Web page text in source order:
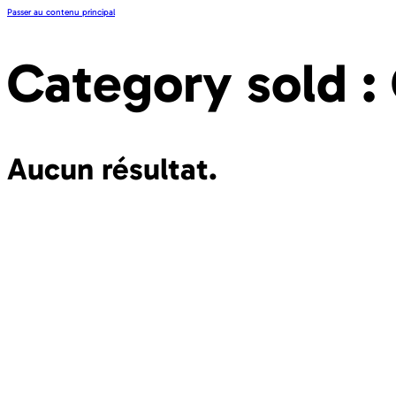
Passer au contenu principal
Category sold :
Aucun résultat.